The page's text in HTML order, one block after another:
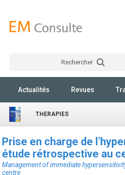
Rechercher
Actualités Revues
THERAPIES
Prise en charge de
étude rétrospective au
Management of immediate
centre